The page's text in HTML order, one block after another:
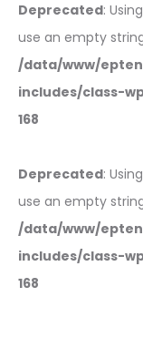
Deprecated:
use an empty
/data/www/
includes/class-
168
Deprecated:
use an empty
/data/www/
includes/class-
168